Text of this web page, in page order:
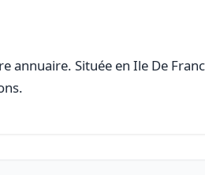
annuaire. Située en Ile De